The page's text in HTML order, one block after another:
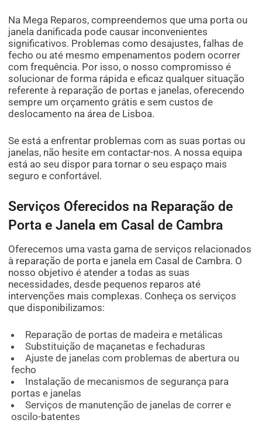
Na Mega Reparos, compreendemos que uma porta ou
janela danificada pode causar inconvenientes
significativos. Problemas como desajustes, falhas de
fecho ou até mesmo empenamentos podem ocorrer
com frequência. Por isso, o nosso compromisso é
solucionar de forma rápida e eficaz qualquer situação
referente à reparação de portas e janelas, oferecendo
sempre um orçamento grátis e sem custos de
deslocamento na área de Lisboa.
Se está a enfrentar problemas com as suas portas ou
janelas, não hesite em contactar-nos. A nossa equipa
está ao seu dispor para tornar o seu espaço mais
seguro e confortável.
Serviços Oferecidos na Reparação de
Porta e Janela em Casal de Cambra
Oferecemos uma vasta gama de serviços relacionados
à reparação de porta e janela em Casal de Cambra. O
nosso objetivo é atender a todas as suas
necessidades, desde pequenos reparos até
intervenções mais complexas. Conheça os serviços
que disponibilizamos:
Reparação de portas de madeira e metálicas
Substituição de maçanetas e fechaduras
Ajuste de janelas com problemas de abertura ou
fecho
Instalação de mecanismos de segurança para
portas e janelas
Serviços de manutenção de janelas de correr e
oscilo-batentes